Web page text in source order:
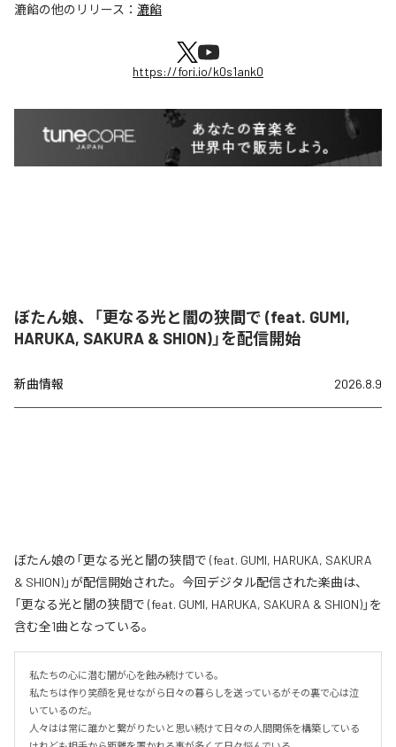
漉餡の他のリリース： 漉餡
https://fori.io/k0s1ank0
ぼたん娘、「更なる光と闇の狭間で (feat. GUMI,
HARUKA, SAKURA & SHION)」を配信開始
新曲情報 2026.8.9
ぼたん娘の「更なる光と闇の狭間で (feat. GUMI, HARUKA, SAKURA
& SHION)」が配信開始された。今回デジタル配信された楽曲は、
「更なる光と闇の狭間で (feat. GUMI, HARUKA, SAKURA & SHION)」を
含む全1曲となっている。
私たちの心に潜む闇が心を蝕み続けている。
私たちは作り笑顔を見せながら日々の暮らしを送っているがその裏で心は泣
いているのだ。
人々はは常に誰かと繋がりたいと思い続けて日々の人間関係を構築している